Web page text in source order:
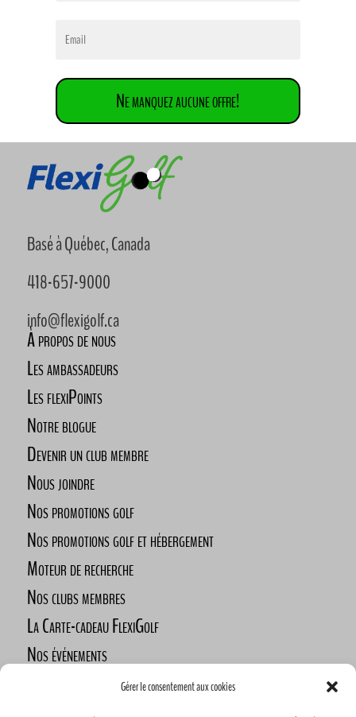
Gérer le consentement aux cookies
Ne manquez aucune offre!
Basé à Québec, Canada
418-657-9000
info@flexigolf.ca
À propos de nous
Les ambassadeurs
Les flexiPoints
Notre blogue
Devenir un club membre
Nous joindre
Nos promotions golf
Nos promotions golf et hébergement
Moteur de recherche
Nos clubs membres
La Carte-cadeau FlexiGolf
Nos événements
Défi des golfeurs nomades